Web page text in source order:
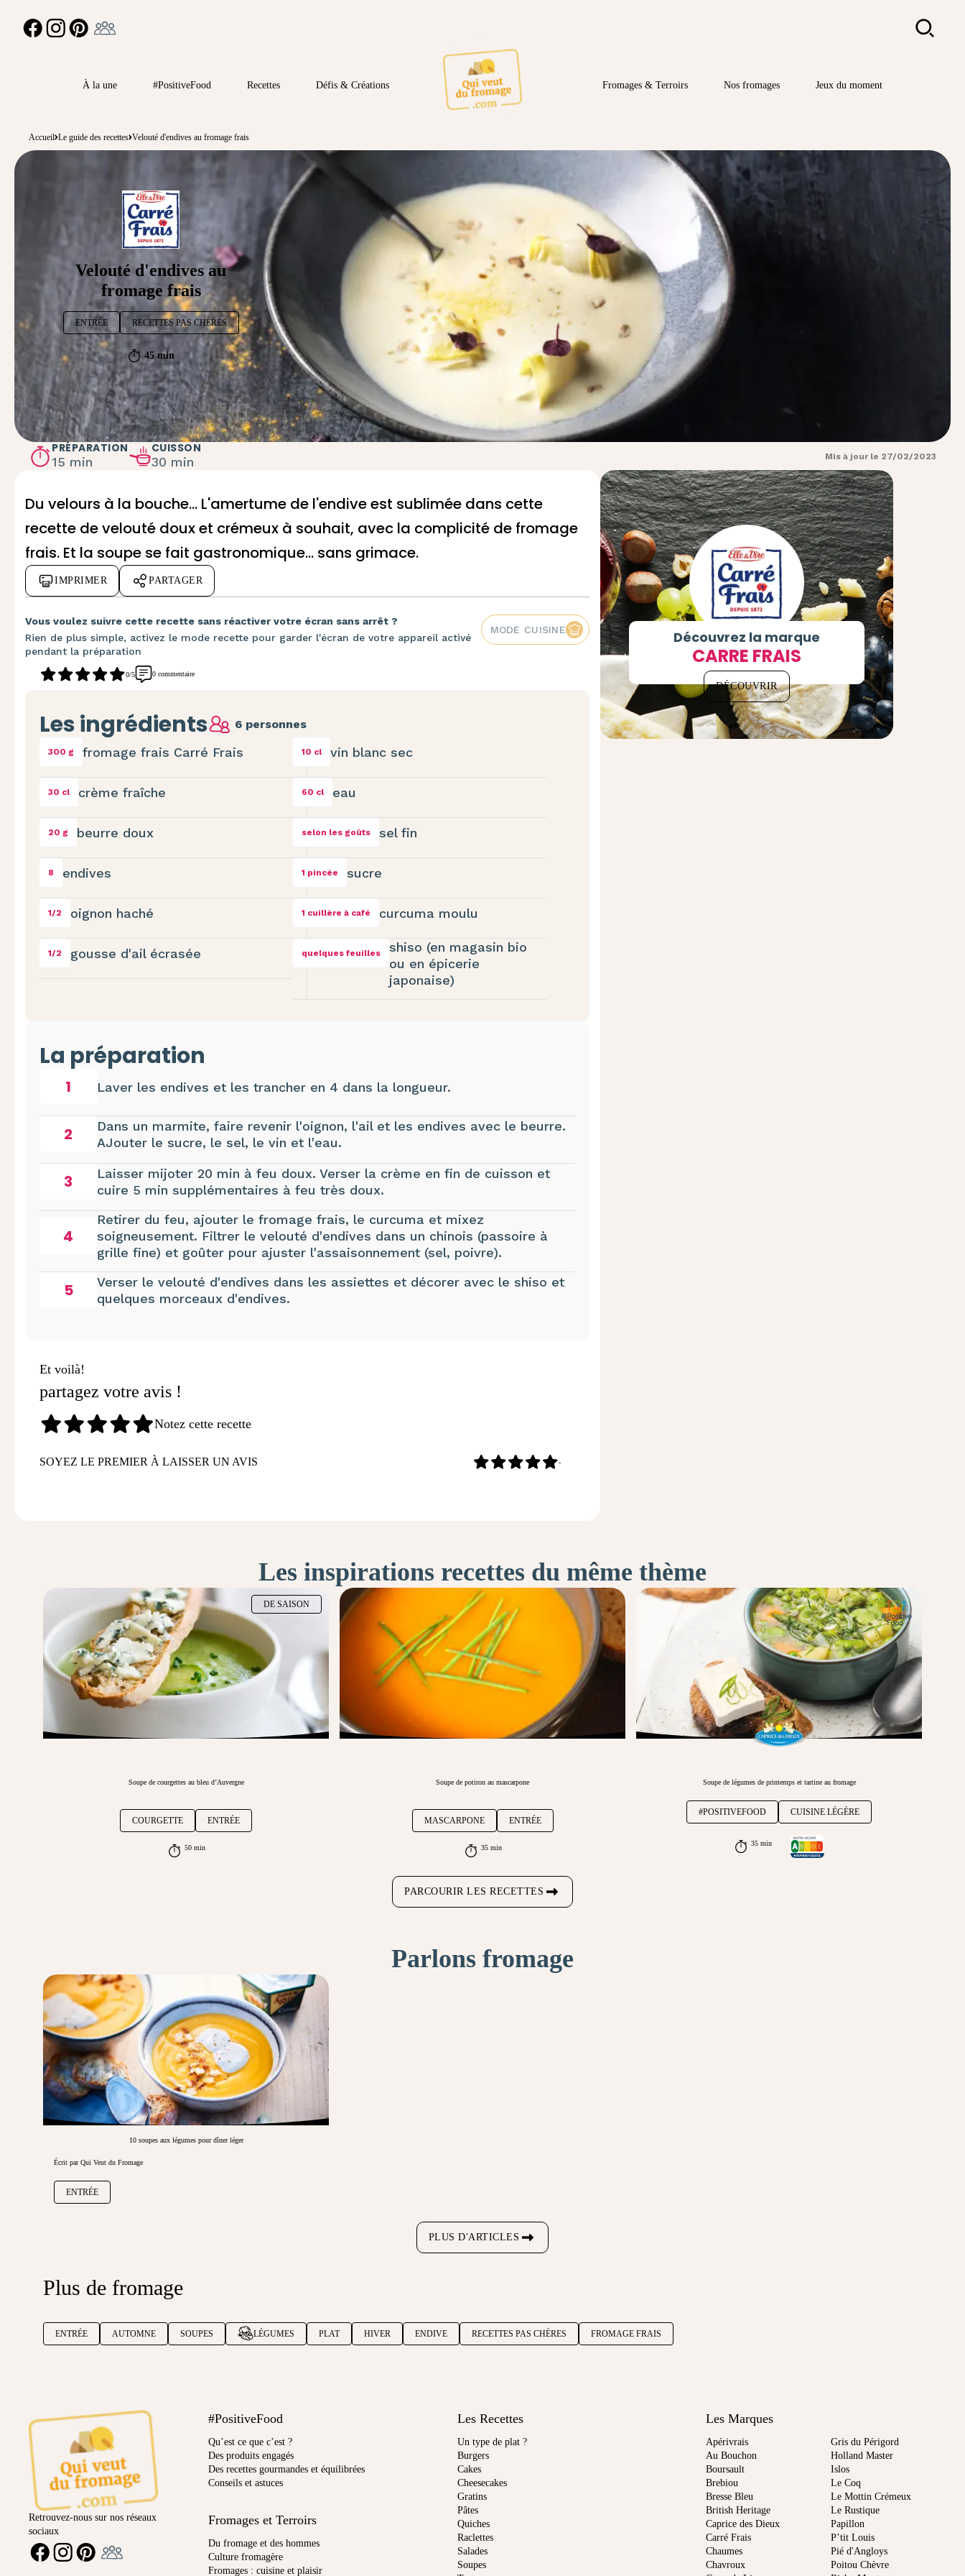
FACEBOOKINSTAGRAMPINTEREST Rechercher
À la une #PositiveFood Recettes Défis & Créations Fromages & Terroirs Nos fromages Jeux du moment
Accueil Le guide des recettes Velouté d'endives au fromage frais
Velouté d'endives au
fromage frais
ENTRÉE RECETTES PAS CHÈRES
45 min
PRÉPARATION
15 min
CUISSON
30 min Mis à jour le 27/02/2023
Du velours à la bouche... L'amertume de l'endive est sublimée dans cette
recette de velouté doux et crémeux à souhait, avec la complicité de fromage
frais. Et la soupe se fait gastronomique... sans grimace.
IMPRIMER PARTAGER
Vous voulez suivre cette recette sans réactiver votre écran sans arrêt ?
Rien de plus simple, activez le mode recette pour garder l'écran de votre appareil activé
pendant la préparation
MODE CUISINE
0/5 0 commentaire
Les ingrédients 6 personnes
300 g fromage frais Carré Frais
30 cl crème fraîche
20 g beurre doux
8 endives
1/2 oignon haché
1/2 gousse d'ail écrasée
10 cl vin blanc sec
60 cl eau
selon les goûts sel fin
1 pincée sucre
1 cuillère à café curcuma moulu
quelques feuilles
shiso (en magasin bio
ou en épicerie
japonaise)
La préparation
1 Laver les endives et les trancher en 4 dans la longueur.
2
Dans un marmite, faire revenir l'oignon, l'ail et les endives avec le beurre.
AJouter le sucre, le sel, le vin et l'eau.
3
Laisser mijoter 20 min à feu doux. Verser la crème en fin de cuisson et
cuire 5 min supplémentaires à feu très doux.
4
Retirer du feu, ajouter le fromage frais, le curcuma et mixez
soigneusement. Filtrer le velouté d'endives dans un chinois (passoire à
grille fine) et goûter pour ajuster l'assaisonnement (sel, poivre).
5
Verser le velouté d'endives dans les assiettes et décorer avec le shiso et
quelques morceaux d'endives.
Et voilà!
partagez votre avis !
Notez cette recette
SOYEZ LE PREMIER À LAISSER UN AVIS -
Découvrez la marque
CARRE FRAIS
DÉCOUVRIR
Les inspirations recettes du même thème
DE SAISON
Soupe de courgettes au bleu d’Auvergne
COURGETTE ENTRÉE
50 min
Soupe de potiron au mascarpone
MASCARPONE ENTRÉE
35 min
Soupe de légumes de printemps et tartine au fromage
#POSITIVEFOOD CUISINE LÉGÈRE
35 min
PARCOURIR LES RECETTES
Parlons fromage
10 soupes aux légumes pour dîner léger
Écrit par Qui Veut du Fromage
ENTRÉE
PLUS D'ARTICLES
Plus de fromage
ENTRÉE AUTOMNE SOUPES LÉGUMES PLAT HIVER ENDIVE RECETTES PAS CHÈRES FROMAGE FRAIS
Retrouvez-nous sur nos réseaux
sociaux
FACEBOOKINSTAGRAMPINTEREST
#PositiveFood
Qu’est ce que c’est ?
Des produits engagés
Des recettes gourmandes et équilibrées
Conseils et astuces
Fromages et Terroirs
Du fromage et des hommes
Culture fromagère
Fromages : cuisine et plaisir
Les Recettes
Un type de plat ?
Burgers
Cakes
Cheesecakes
Gratins
Pâtes
Quiches
Raclettes
Salades
Soupes
Les Marques
Apérivrais
Au Bouchon
Boursault
Brebiou
Bresse Bleu
British Heritage
Caprice des Dieux
Carré Frais
Chaumes
Chavroux
Gris du Périgord
Holland Master
Islos
Le Coq
Le Mottin Crémeux
Le Rustique
Papillon
P’tit Louis
Pié d'Angloys
Poitou Chèvre